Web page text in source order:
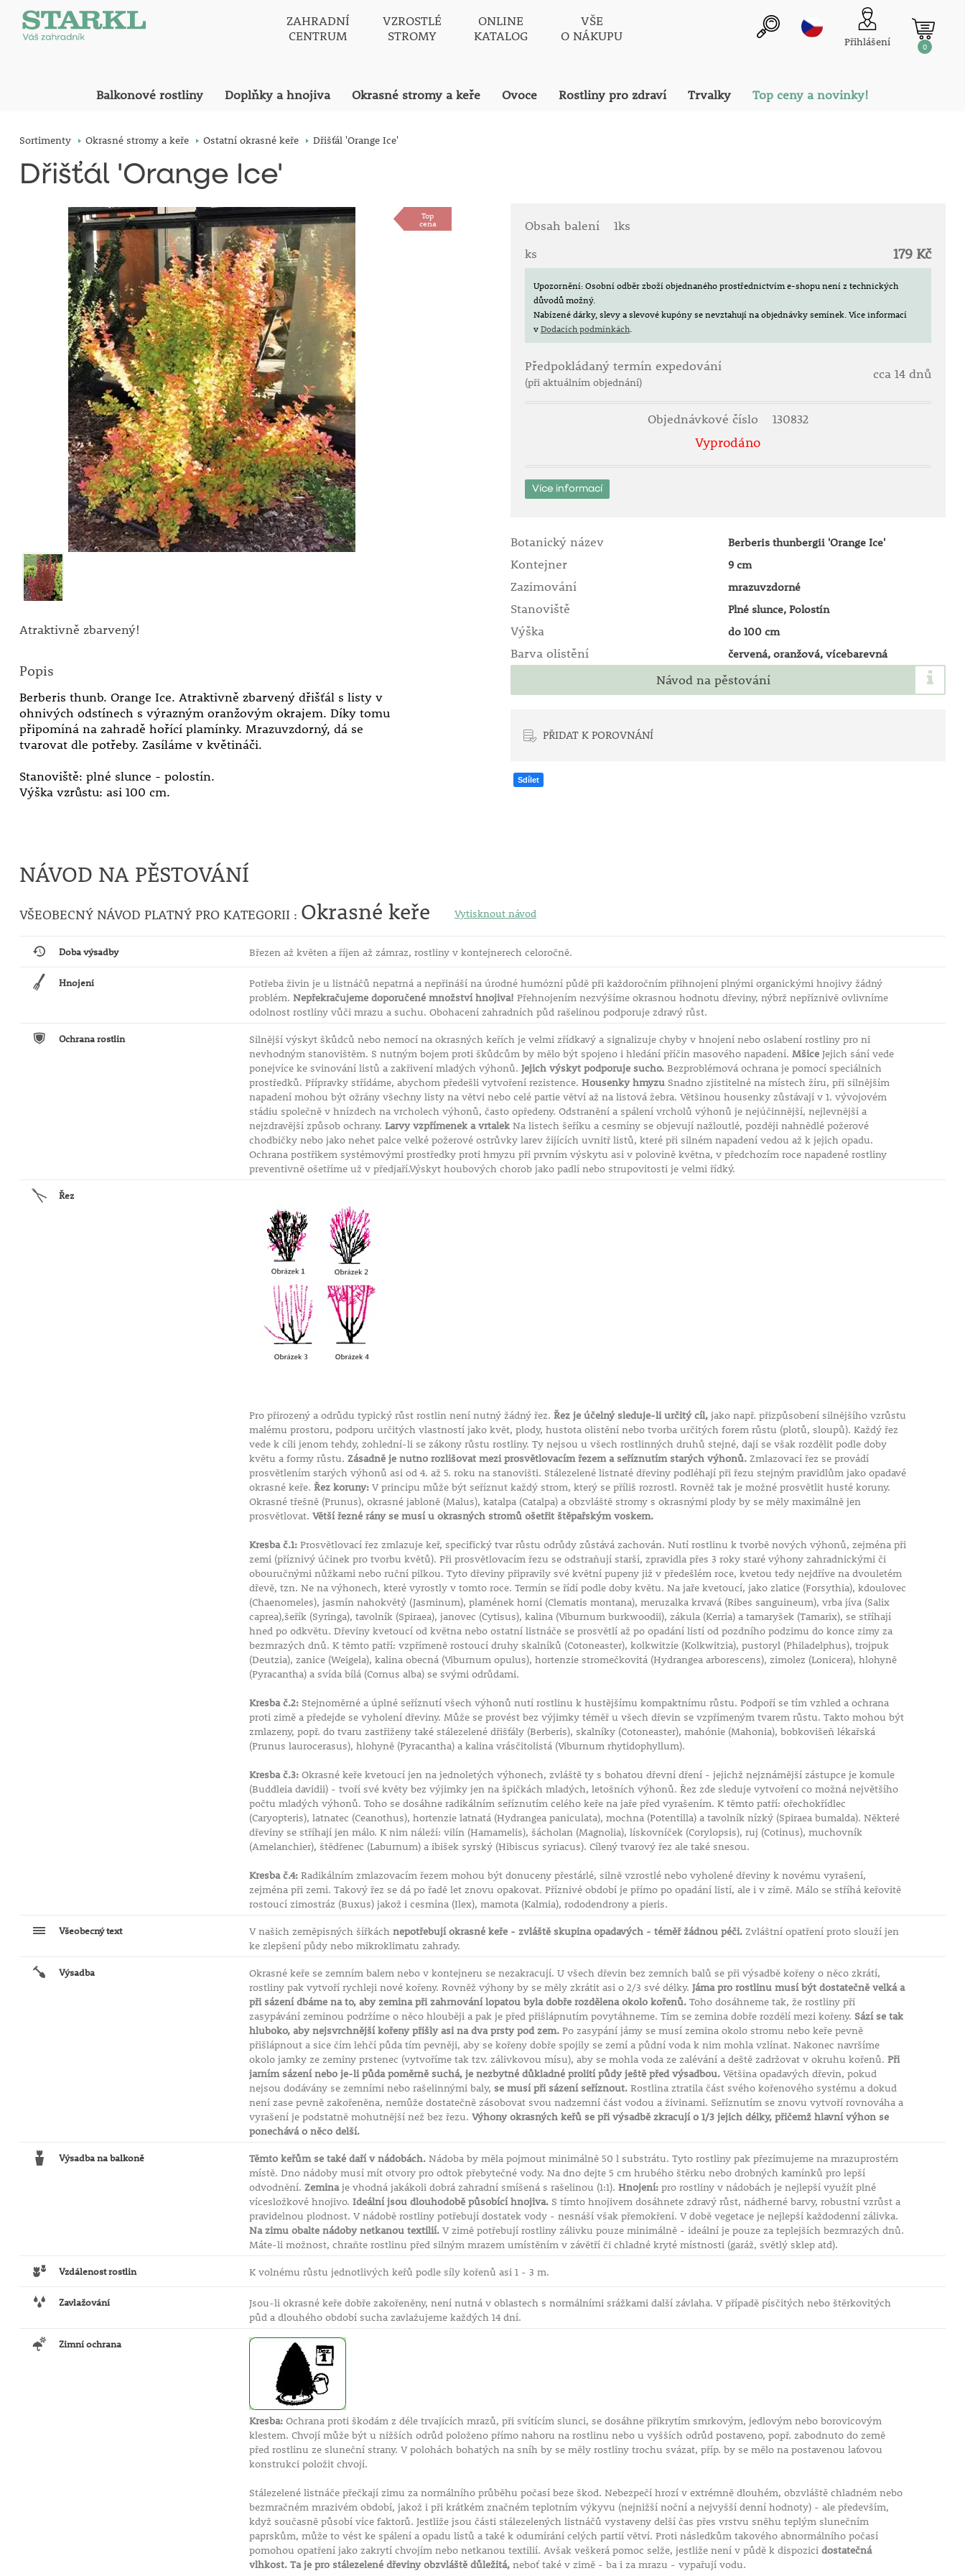
ZAHRADNÍ
CENTRUM
VZROSTLÉ
STROMY
ONLINE
KATALOG
VŠE
O NÁKUPU
Přihlášení 0
Balkonové rostliny Doplňky a hnojiva Okrasné stromy a keře Ovoce Rostliny pro zdraví Trvalky Top ceny a novinky!
Sortimenty Okrasné stromy a keře Ostatní okrasné keře Dřišťál 'Orange Ice'
Dřišťál 'Orange Ice'
Top
cena
Atraktivně zbarvený!
Popis
Berberis thunb. Orange Ice. Atraktivně zbarvený dřišťál s listy v
ohnivých odstínech s výrazným oranžovým okrajem. Díky tomu
připomíná na zahradě hořící plamínky. Mrazuvzdorný, dá se
tvarovat dle potřeby. Zasíláme v květináči.
Stanoviště: plné slunce - polostín.
Výška vzrůstu: asi 100 cm.
Obsah balení
1ks
ks
179 Kč
Upozornění: Osobní odběr zboží objednaného prostřednictvím e-shopu není z technických
důvodů možný.
Nabízené dárky, slevy a slevové kupóny se nevztahují na objednávky semínek. Více informací
vDodacích podmínkách.
Předpokládaný termín expedování
(při aktuálním objednání)
cca 14 dnů
Objednávkové číslo 130832
Vyprodáno
Více informací
Botanický název Berberis thunbergii 'Orange Ice'
Kontejner 9 cm
Zazimování mrazuvzdorné
Stanoviště Plné slunce, Polostín
Výška do 100 cm
Barva olistění červená, oranžová, vícebarevná
Návod na pěstování
PŘIDAT K POROVNÁNÍ
Sdílet
NÁVOD NA PĚSTOVÁNÍ
VŠEOBECNÝ NÁVOD PLATNÝ PRO KATEGORII : Okrasné keře Vytisknout návod
Doba výsadby Březen až květen a říjen až zámraz, rostliny v kontejnerech celoročně.
Hnojení
Potřeba živin je u listnáčů nepatrná a nepřináší na úrodné humózní půdě při každoročním přihnojení plnými organickými hnojivy žádný
problém. Nepřekračujeme doporučené množství hnojiva! Přehnojením nezvýšíme okrasnou hodnotu dřeviny, nýbrž nepříznivě ovlivníme
odolnost rostliny vůči mrazu a suchu. Obohacení zahradních půd rašelinou podporuje zdravý růst.
Ochrana rostlin
Silnější výskyt škůdců nebo nemocí na okrasných keřích je velmi zřídkavý a signalizuje chyby v hnojení nebo oslabení rostliny pro ni
nevhodným stanovištěm. S nutným bojem proti škůdcům by mělo být spojeno i hledání příčin masového napadení. MšiceJejich sání vede
ponejvíce ke svinování listů a zakřivení mladých výhonů. Jejich výskyt podporuje sucho.Bezproblémová ochrana je pomocí speciálních
prostředků. Přípravky střídáme, abychom předešli vytvoření rezistence. Housenky hmyzuSnadno zjistitelné na místech žíru, při silnějším
napadení mohou být ožrány všechny listy na větvi nebo celé partie větví až na listová žebra. Většinou housenky zůstávají v 1. vývojovém
stádiu společně v hnízdech na vrcholech výhonů, často opředeny. Odstranění a spálení vrcholů výhonů je nejúčinnější, nejlevnější a
nejzdravější způsob ochrany. Larvy vzpřímenek a vrtalekNa listech šeříku a cesmíny se objevují nažloutlé, později nahnědlé požerové
chodbičky nebo jako nehet palce velké požerové ostrůvky larev žijících uvnitř listů, které při silném napadení vedou až k jejich opadu.
Ochrana postřikem systémovými prostředky proti hmyzu při prvním výskytu asi v polovině května, v předchozím roce napadené rostliny
preventivně ošetříme už v předjaří.Výskyt houbových chorob jako padlí nebo strupovitosti je velmi řídký.
Řez
Pro přirozený a odrůdu typický růst rostlin není nutný žádný řez. Řez je účelný sleduje-li určitý cíl,jako např. přizpůsobení silnějšího vzrůstu
malému prostoru, podporu určitých vlastností jako květ, plody, hustota olistění nebo tvorba určitých forem růstu (plotů, sloupů). Každý řez
vede k cíli jenom tehdy, zohlední-li se zákony růstu rostliny. Ty nejsou u všech rostlinných druhů stejné, dají se však rozdělit podle doby
květu a formy růstu. Zásadně je nutno rozlišovat mezi prosvětlovacím řezem a seříznutím starých výhonů.Zmlazovací řez se provádí
prosvětlením starých výhonů asi od 4. až 5. roku na stanovišti. Stálezelené listnaté dřeviny podléhají při řezu stejným pravidlům jako opadavé
okrasné keře. Řez koruny:V principu může být seříznut každý strom, který se příliš rozrostl. Rovněž tak je možné prosvětlit husté koruny.
Okrasné třešně (Prunus), okrasné jabloně (Malus), katalpa (Catalpa) a obzvláště stromy s okrasnými plody by se měly maximálně jen
prosvětlovat. Větší řezné rány se musí u okrasných stromů ošetřit štěpařským voskem.
Kresba č.1:Prosvětlovací řez zmlazuje keř, specifický tvar růstu odrůdy zůstává zachován. Nutí rostlinu k tvorbě nových výhonů, zejména při
zemi (příznivý účinek pro tvorbu květů). Při prosvětlovacím řezu se odstraňují starší, zpravidla přes 3 roky staré výhony zahradnickými či
obouručnými nůžkami nebo ruční pilkou. Tyto dřeviny připravily své květní pupeny již v předešlém roce, kvetou tedy nejdříve na dvouletém
dřevě, tzn. Ne na výhonech, které vyrostly v tomto roce. Termín se řídí podle doby květu. Na jaře kvetoucí, jako zlatice (Forsythia), kdoulovec
(Chaenomeles), jasmín nahokvětý (Jasminum), plamének horní (Clematis montana), meruzalka krvavá (Ribes sanguineum), vrba jíva (Salix
caprea),šeřík (Syringa), tavolník (Spiraea), janovec (Cytisus), kalina (Viburnum burkwoodii), zákula (Kerria) a tamaryšek (Tamarix), se stříhají
hned po odkvětu. Dřeviny kvetoucí od května nebo ostatní listnáče se prosvětlí až po opadání listí od pozdního podzimu do konce zimy za
bezmrazých dnů. K těmto patří: vzpřímeně rostoucí druhy skalníků (Cotoneaster), kolkwitzie (Kolkwitzia), pustoryl (Philadelphus), trojpuk
(Deutzia), zanice (Weigela), kalina obecná (Viburnum opulus), hortenzie stromečkovitá (Hydrangea arborescens), zimolez (Lonicera), hlohyně
(Pyracantha) a svída bílá (Cornus alba) se svými odrůdami.
Kresba č.2:Stejnoměrné a úplné seříznutí všech výhonů nutí rostlinu k hustějšímu kompaktnímu růstu. Podpoří se tím vzhled a ochrana
proti zimě a předejde se vyholení dřeviny. Může se provést bez výjimky téměř u všech dřevin se vzpřímeným tvarem růstu. Takto mohou být
zmlazeny, popř. do tvaru zastřiženy také stálezelené dřišťály (Berberis), skalníky (Cotoneaster), mahónie (Mahonia), bobkovišeň lékařská
(Prunus laurocerasus), hlohyně (Pyracantha) a kalina vrásčitolistá (Viburnum rhytidophyllum).
Kresba č.3:Okrasné keře kvetoucí jen na jednoletých výhonech, zvláště ty s bohatou dřevní dření - jejichž nejznámější zástupce je komule
(Buddleia davidii) - tvoří své květy bez výjimky jen na špičkách mladých, letošních výhonů. Řez zde sleduje vytvoření co možná největšího
počtu mladých výhonů. Toho se dosáhne radikálním seříznutím celého keře na jaře před vyrašením. K těmto patří: ořechokřídlec
(Caryopteris), latnatec (Ceanothus), hortenzie latnatá (Hydrangea paniculata), mochna (Potentilla) a tavolník nízký (Spiraea bumalda). Některé
dřeviny se stříhají jen málo. K nim náleží: vilín (Hamamelis), šácholan (Magnolia), lískovníček (Corylopsis), ruj (Cotinus), muchovník
(Amelanchier), štědřenec (Laburnum) a ibišek syrský (Hibiscus syriacus). Cílený tvarový řez ale také snesou.
Kresba č.4:Radikálním zmlazovacím řezem mohou být donuceny přestárlé, silně vzrostlé nebo vyholené dřeviny k novému vyrašení,
zejména při zemi. Takový řez se dá po řadě let znovu opakovat. Příznivé období je přímo po opadání listí, ale i v zimě. Málo se stříhá keřovitě
rostoucí zimostráz (Buxus) jakož i cesmína (Ilex), mamota (Kalmia), rododendrony a pieris.
Všeobecný text V našich zeměpisných šířkách nepotřebují okrasné keře - zvláště skupina opadavých - téměř žádnou péči.Zvláštní opatření proto slouží jen
ke zlepšení půdy nebo mikroklimatu zahrady.
Výsadba
Okrasné keře se zemním balem nebo v kontejneru se nezakracují. U všech dřevin bez zemních balů se při výsadbě kořeny o něco zkrátí,
rostliny pak vytvoří rychleji nové kořeny. Rovněž výhony by se měly zkrátit asi o 2/3 své délky. Jáma pro rostlinu musí být dostatečně velká a
při sázení dbáme na to, aby zemina při zahrnování lopatou byla dobře rozdělena okolo kořenů.Toho dosáhneme tak, že rostliny při
zasypávání zeminou podržíme o něco hlouběji a pak je před přišlápnutím povytáhneme. Tím se zemina dobře rozdělí mezi kořeny. Sází se tak
hluboko, aby nejsvrchnější kořeny přišly asi na dva prsty pod zem.Po zasypání jámy se musí zemina okolo stromu nebo keře pevně
přišlápnout a sice čím lehčí půda tím pevněji, aby se kořeny dobře spojily se zemí a půdní voda k nim mohla vzlínat. Nakonec navršíme
okolo jamky ze zeminy prstenec (vytvoříme tak tzv. zálivkovou mísu), aby se mohla voda ze zalévání a deště zadržovat v okruhu kořenů. Při
jarním sázení nebo je-li půda poměrně suchá, je nezbytné důkladné prolití půdy ještě před výsadbou.Většina opadavých dřevin, pokud
nejsou dodávány se zemními nebo rašelinnými baly, se musí při sázení seříznout.Rostlina ztratila část svého kořenového systému a dokud
není zase pevně zakořeněna, nemůže dostatečně zásobovat svou nadzemní část vodou a živinami. Seříznutím se znovu vytvoří rovnováha a
vyrašení je podstatně mohutnější než bez řezu. Výhony okrasných keřů se při výsadbě zkracují o 1/3 jejich délky, přičemž hlavní výhon se
ponechává o něco delší.
Výsadba na balkoně Těmto keřům se také daří v nádobách.Nádoba by měla pojmout minimálně 50 l substrátu. Tyto rostliny pak přezimujeme na mrazuprostém
místě. Dno nádoby musí mít otvory pro odtok přebytečné vody. Na dno dejte 5 cm hrubého štěrku nebo drobných kamínků pro lepší
odvodnění. Zeminaje vhodná jakákoli dobrá zahradní smíšená s rašelinou (1:1). Hnojení:pro rostliny v nádobách je nejlepší využít plné
vícesložkové hnojivo. Ideální jsou dlouhodobě působící hnojiva.S tímto hnojivem dosáhnete zdravý růst, nádherné barvy, robustní vzrůst a
pravidelnou plodnost. V nádobě rostliny potřebují dostatek vody - nesnáší však přemokření. V době vegetace je nejlepší každodenní zálivka.
Na zimu obalte nádoby netkanou textilií.V zimě potřebují rostliny zálivku pouze minimálně - ideální je pouze za teplejších bezmrazých dnů.
Máte-li možnost, chraňte rostlinu před silným mrazem umístěním v závětří či chladné kryté místnosti (garáž, světlý sklep atd).
Vzdálenost rostlin K volnému růstu jednotlivých keřů podle síly kořenů asi 1 - 3 m.
Zavlažování
Jsou-li okrasné keře dobře zakořeněny, není nutná v oblastech s normálními srážkami další závlaha. V případě písčitých nebo štěrkovitých
půd a dlouhého období sucha zavlažujeme každých 14 dní.
Zimní ochrana
Kresba:Ochrana proti škodám z déle trvajících mrazů, při svítícím slunci, se dosáhne přikrytím smrkovým, jedlovým nebo borovicovým
klestem. Chvojí může být u nižších odrůd položeno přímo nahoru na rostlinu nebo u vyšších odrůd postaveno, popř. zabodnuto do země
před rostlinu ze sluneční strany. V polohách bohatých na sníh by se měly rostliny trochu svázat, příp. by se mělo na postavenou laťovou
konstrukci položit chvojí.
Stálezelené listnáče přečkají zimu za normálního průběhu počasí beze škod. Nebezpečí hrozí v extrémně dlouhém, obzvláště chladném nebo
bezmračném mrazivém období, jakož i při krátkém značném teplotním výkyvu (nejnižší noční a nejvyšší denní hodnoty) - ale především,
když současně působí více faktorů. Jestliže jsou části stálezelených listnáčů vystaveny delší čas přes vrstvu sněhu teplým slunečním
paprskům, může to vést ke spálení a opadu listů a také k odumírání celých partií větví. Proti následkům takového abnormálního počasí
pomohou opatření jako zakrytí chvojím nebo netkanou textilií. Avšak veškerá pomoc selže, jestliže není v půdě k dispozici dostatečná
vlhkost. Ta je pro stálezelené dřeviny obzvláště důležitá,neboť také v zimě - ba i za mrazu - vypařují vodu.